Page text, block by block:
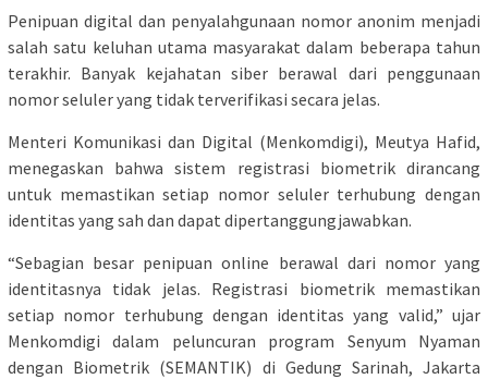
Penipuan digital dan penyalahgunaan nomor anonim menjadi
salah satu keluhan utama masyarakat dalam beberapa tahun
terakhir. Banyak kejahatan siber berawal dari penggunaan
nomor seluler yang tidak terverifikasi secara jelas.
Menteri Komunikasi dan Digital (Menkomdigi), Meutya Hafid,
menegaskan bahwa sistem registrasi biometrik dirancang
untuk memastikan setiap nomor seluler terhubung dengan
identitas yang sah dan dapat dipertanggungjawabkan.
“Sebagian besar penipuan online berawal dari nomor yang
identitasnya tidak jelas. Registrasi biometrik memastikan
setiap nomor terhubung dengan identitas yang valid,” ujar
Menkomdigi dalam peluncuran program Senyum Nyaman
dengan Biometrik (SEMANTIK) di Gedung Sarinah, Jakarta